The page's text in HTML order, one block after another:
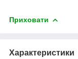
Приховати
Характеристики